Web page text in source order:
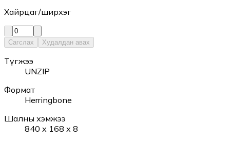
Хайрцаг/ширхэг
Сагслах Худалдан авах
Түгжээ
UNZIP
Формат
Herringbone
Шалны хэмжээ
840 x 168 x 8